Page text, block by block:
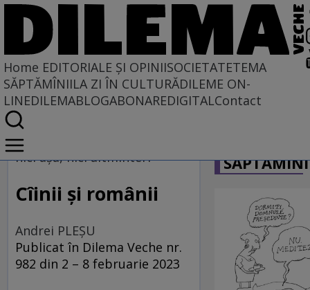
Home EDITORIALE ȘI OPINIISOCIETATETEMA
SĂPTĂMÎNIILA ZI ÎN CULTURĂDILEME ON-
LINEDILEMABLOGABONAREDIGITALContact
Home
EDITORIALE ȘI OPINII
SITUAȚIUNEA
nici așa, nici altminteri
Cîinii și românii
Andrei PLEŞU
Publicat în Dilema Veche nr.
982 din 2 – 8 februarie 2023